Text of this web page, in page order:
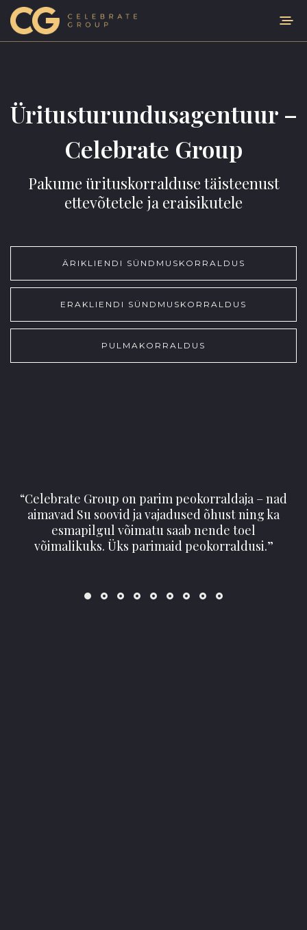
Üritus­turundus­­agentuur –
Celebrate Group
Pakume ürituskorralduse täisteenust
ettevõtetele ja eraisikutele
ÄRIKLIENDI SÜNDMUSKORRALDUS
ERAKLIENDI SÜNDMUSKORRALDUS
PULMAKORRALDUS
“Celebrate Group on parim peokorraldaja – nad
aimavad Su soovid ja vajadused õhust ning ka
esmapilgul võimatu saab nende toel
võimalikuks. Üks parimaid peokorraldusi.”